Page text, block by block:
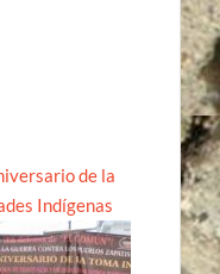
de la
Indígenas